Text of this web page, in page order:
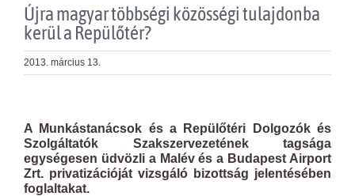
Újra magyar többségi közösségi tulajdonba
kerül a Repülőtér?
2013. március 13.
Image
A Munkástanácsok és a Repülőtéri Dolgozók és
Szolgáltatók Szakszervezetének tagsága
egységesen üdvözli a Malév és a Budapest Airport
Zrt. privatizációját vizsgáló bizottság jelentésében
foglaltakat.